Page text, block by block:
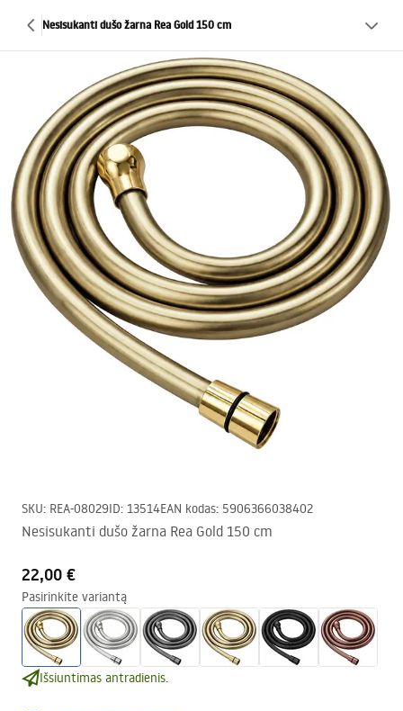
Nesisukanti dušo žarna Rea Gold 150 cm
SKU: REA-08029ID: 13514EAN kodas: 5906366038402
Nesisukanti dušo žarna Rea Gold 150 cm
22,00 €
Pasirinkite variantą
Išsiuntimas antradienis.